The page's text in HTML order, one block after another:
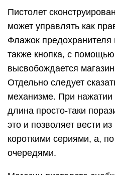
Пистолет
может управлять как
Флажок предохранителя
также кнопка, с помощью
высвобождается
Отдельно следует
механизме. При нажатии
длина просто-таки
это и позволяет вести
короткими сериями, а,
очередями.